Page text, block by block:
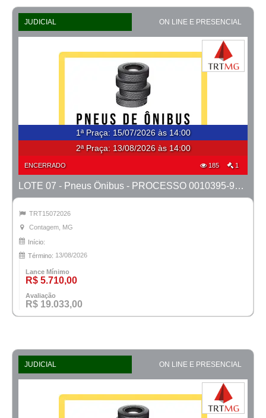
JUDICIAL ON LINE E PRESENCIAL
1ª Praça: 15/07/2026 às 14:00
2ª Praça: 13/08/2026 às 14:00
ENCERRADO 185 1
LOTE 07 - Pneus Ônibus - PROCESSO 0010395-98.2024-6ª CONTAGEM
TRT15072026
Contagem, MG
Início:
Término: 13/08/2026
Lance Mínimo
R$ 5.710,00
Avaliação
R$ 19.033,00
JUDICIAL ON LINE E PRESENCIAL